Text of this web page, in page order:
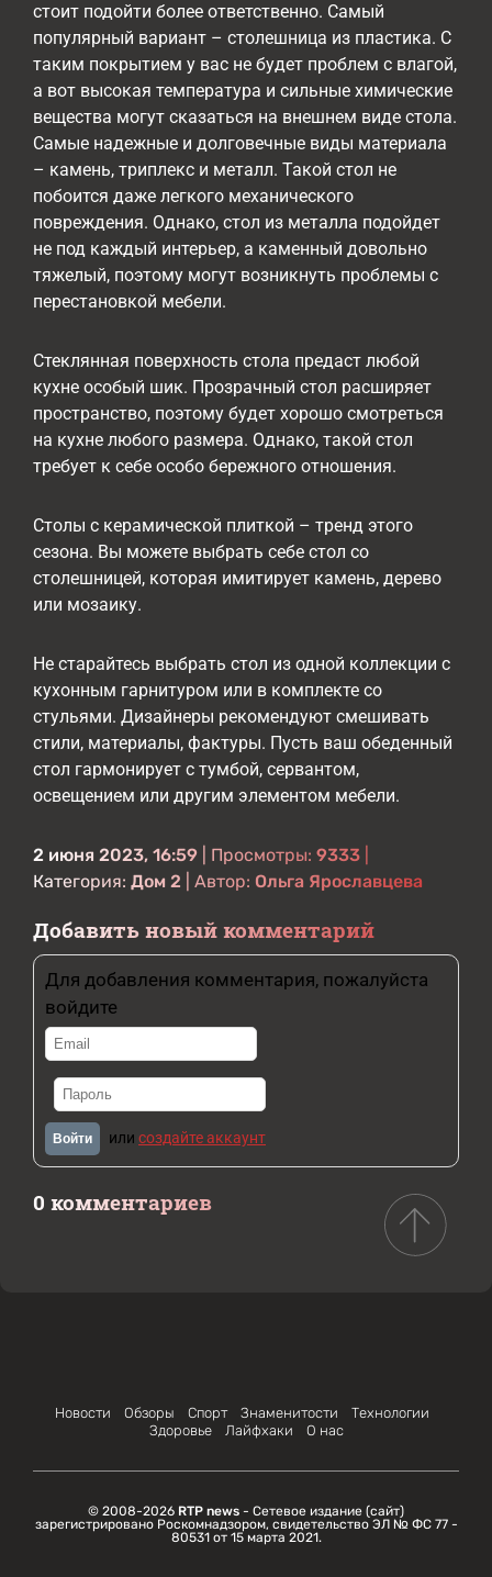
стоит подойти более ответственно. Самый
популярный вариант – столешница из пластика. С
таким покрытием у вас не будет проблем с влагой,
а вот высокая температура и сильные химические
вещества могут сказаться на внешнем виде стола.
Самые надежные и долговечные виды материала
– камень, триплекс и металл. Такой стол не
побоится даже легкого механического
повреждения. Однако, стол из металла подойдет
не под каждый интерьер, а каменный довольно
тяжелый, поэтому могут возникнуть проблемы с
перестановкой мебели.
Стеклянная поверхность стола предаст любой
кухне особый шик. Прозрачный стол расширяет
пространство, поэтому будет хорошо смотреться
на кухне любого размера. Однако, такой стол
требует к себе особо бережного отношения.
Столы с керамической плиткой – тренд этого
сезона. Вы можете выбрать себе стол со
столешницей, которая имитирует камень, дерево
или мозаику.
Не старайтесь выбрать стол из одной коллекции с
кухонным гарнитуром или в комплекте со
стульями. Дизайнеры рекомендуют смешивать
стили, материалы, фактуры. Пусть ваш обеденный
стол гармонирует с тумбой, сервантом,
освещением или другим элементом мебели.
2 июня 2023, 16:59 | Просмотры: 9333
Категория: Дом 2 | Автор: Ольга Ярославцева
Добавить новый комментарий
Для добавления комментария, пожалуйста
войдите
Войти или создайте аккаунт
0 комментариев
Новости Обзоры Спорт Знаменитости
Технологии
Здоровье
Лайфхаки О нас
© 2008-2026 RTP news - Сетевое издание (сайт)
зарегистрировано Роскомнадзором, свидетельство ЭЛ № ФС 77 -
80531 от 15 марта 2021.